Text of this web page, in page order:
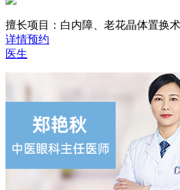
擅长项目： 白内障、老花晶体置换
详情预约
医生